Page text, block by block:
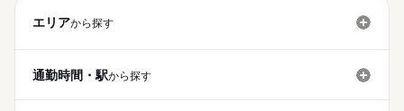
エリアから探す
通勤時間・駅から探す